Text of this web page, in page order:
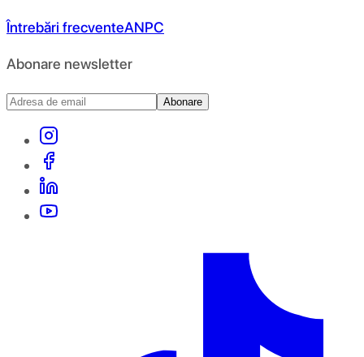
Întrebări frecventeANPC
Abonare newsletter
Abonare